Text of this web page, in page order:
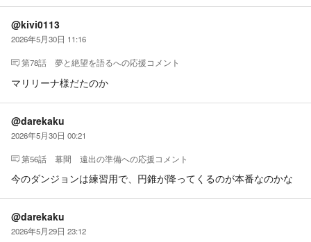
@kivi0113
2026年5月30日 11:16
第78話 夢と絶望を語るへの応援コメント
マリリーナ様だたのか
@darekaku
2026年5月30日 00:21
第56話 幕間 遠出の準備への応援コメント
今のダンジョンは練習用で、円錐が降ってくるのが本番なのかな
@darekaku
2026年5月29日 23:12